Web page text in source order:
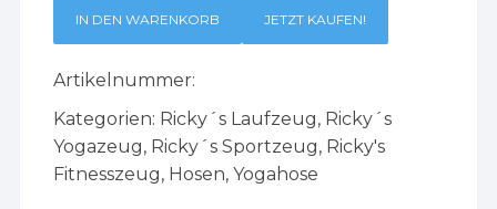
IN DEN WARENKORB JETZT KAUFEN!
Artikelnummer:
Kategorien: Ricky´s Laufzeug, Ricky´s
Yogazeug, Ricky´s Sportzeug, Ricky's
Fitnesszeug, Hosen,Yogahose